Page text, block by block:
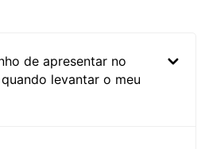
de apresentar no
levantar o meu